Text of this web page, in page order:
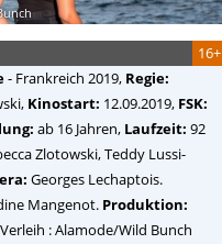
16+
- Frankreich 2019, Regie:
, Kinostart: 12.09.2019, FSK:
ab 16 Jahren, Laufzeit: 92
Zlotowski, Teddy Lussi-
Georges Lechaptois.
Mangenot. Produktion:
: Alamode/Wild Bunch